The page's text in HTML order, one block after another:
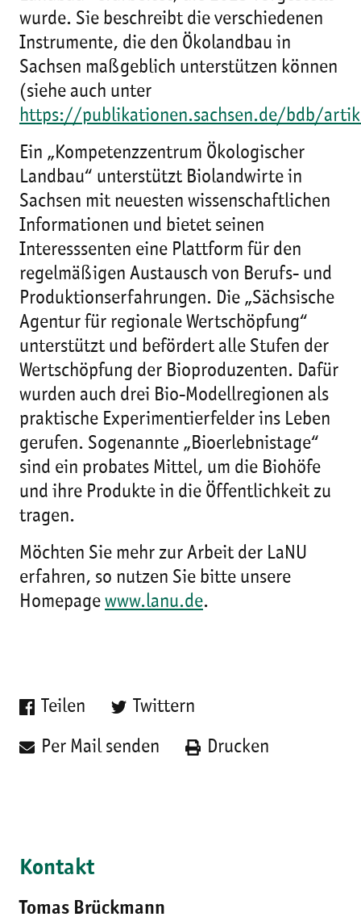
wurde. Sie beschreibt die verschiedenen
Instrumente, die den Ökolandbau in
Sachsen maßgeblich unterstützen können
(siehe auch unter
https://publikationen.sachsen.de/bdb/
Ein „Kompetenzzentrum Ökologischer
Landbau“ unterstützt Biolandwirte in
Sachsen mit neuesten wissenschaftlichen
Informationen und bietet seinen
Interesssenten eine Plattform für den
regelmäßigen Austausch von Berufs- und
Produktionserfahrungen. Die „Sächsische
Agentur für regionale Wertschöpfung“
unterstützt und befördert alle Stufen der
Wertschöpfung der Bioproduzenten. Dafür
wurden auch drei Bio-Modellregionen als
praktische Experimentierfelder ins Leben
gerufen. Sogenannte „Bioerlebnistage“
sind ein probates Mittel, um die Biohöfe
und ihre Produkte in die Öffentlichkeit zu
tragen.
Möchten Sie mehr zur Arbeit der LaNU
erfahren, so nutzen Sie bitte unsere
Homepage www.lanu.de.
Teilen Twittern
Per Mail senden Drucken
Kontakt
Tomas Brückmann